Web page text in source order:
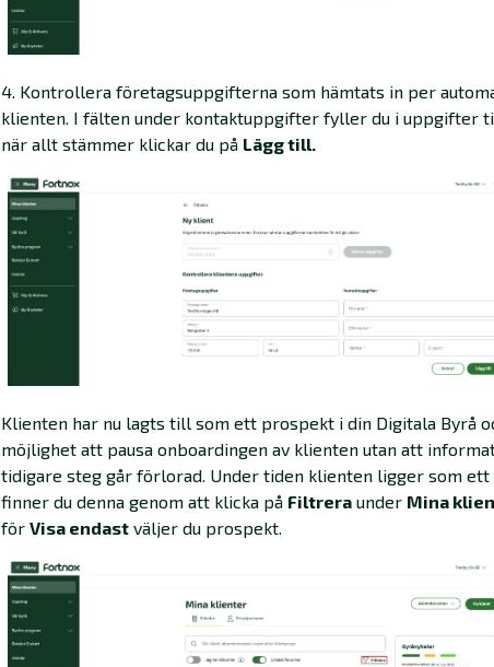
4. Kontrollera företagsuppgifterna som hämtats in per
klienten. I fälten under kontaktuppgifter fyller du i uppgifter
när allt stämmer klickar du på Lägg till.
Klienten har nu lagts till som ett prospekt i din Digitala Byrå
möjlighet att pausa onboardingen av klienten utan att
tidigare steg går förlorad. Under tiden klienten ligger som
finner du denna genom att klicka på Filtrera under Mina
för Visa endast väljer du prospekt.